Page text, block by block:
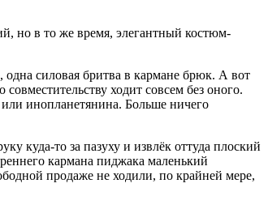
но в то же время, элегантный костюм-
силовая бритва в кармане брюк. А вот
ходит совсем без оного.
инопланетянина. Больше ничего
куда-то за пазуху и извлёк оттуда плоский
кармана пиджака маленький
продаже не ходили, по крайней мере,